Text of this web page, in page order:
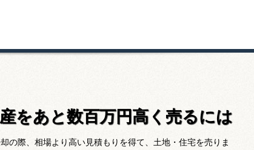
をあと数百万円高く売るには
の際、相場より高い見積もりを得て、土地・住宅を売りま